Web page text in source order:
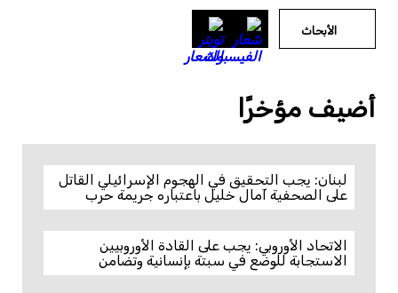
الأبحاث
أضيف مؤخرًا
لبنان: يجب التحقيق في الهجوم الإسرائيلي القاتل
على الصحفية آمال خليل باعتباره جريمة حرب
الاتحاد الأوروبي: يجب على القادة الأوروبيين
الاستجابة للوضع في سبتة بإنسانية وتضامن